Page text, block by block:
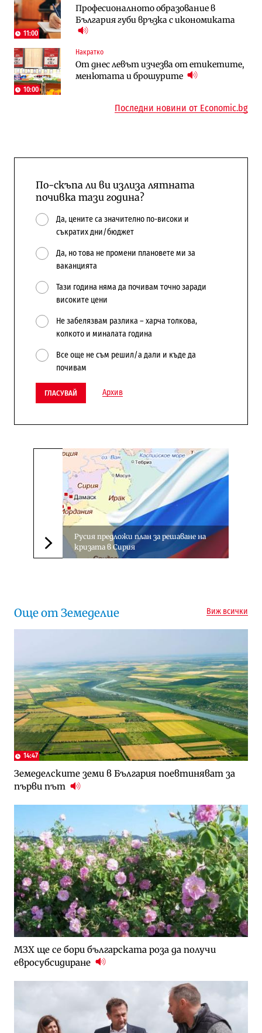
11:00
Професионалното образование в
България губи връзка с икономиката
10:00
Накратко
От днес левът изчезва от етикетите,
менютата и брошурите
работи с 5 блока
АЕЦ „Козлодуй“ ще работи само още
няколко седмици, ако сушата продължи
космически и отбранителен център в
Доброславци
Лекарствата за редки болести
попадат в капан на обществените
поръчки?
Последни новини от Economic.bg
По-скъпа ли ви излиза лятната
почивка тази година?
Да, цените са значително по-високи и
съкратих дни/бюджет
Да, но това не промени плановете ми за
ваканцията
Тази година няма да почивам точно заради
високите цени
Не забелязвам разлика – харча толкова,
колкото и миналата година
Все още не съм решил/а дали и къде да
почивам
ГЛАСУВАЙ Архив
Следваща новина
Русия предложи план за решаване на
кризата в Сирия
Още от Земеделие Виж всички
14:47
Земеделските земи в България поевтиняват за
първи път
МЗХ ще се бори българската роза да получи
евросубсидиране